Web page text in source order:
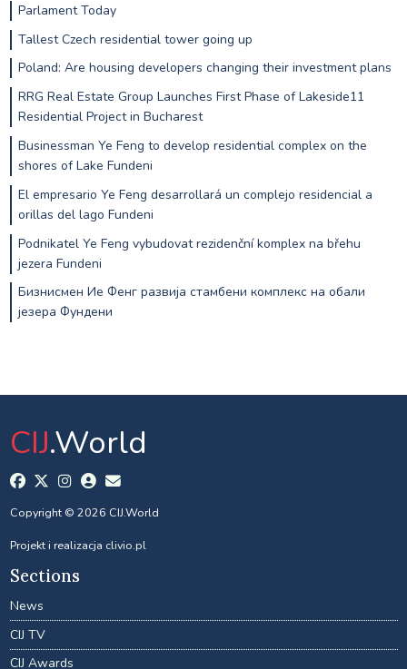
Parlament Today
Tallest Czech residential tower going up
Poland: Are housing developers changing their investment plans
RRG Real Estate Group Launches First Phase of Lakeside11
Residential Project in Bucharest
Businessman Ye Feng to develop residential complex on the
shores of Lake Fundeni
El empresario Ye Feng desarrollará un complejo residencial a
orillas del lago Fundeni
Podnikatel Ye Feng vybudovat rezidenční komplex na břehu
jezera Fundeni
Бизнисмен Ие Фенг развија стамбени комплекс на обали
језера Фундени
CIJ.World
Copyright © 2026 CIJ.World
Projekt i realizacja clivio.pl
Sections
News
CIJ TV
CIJ Awards